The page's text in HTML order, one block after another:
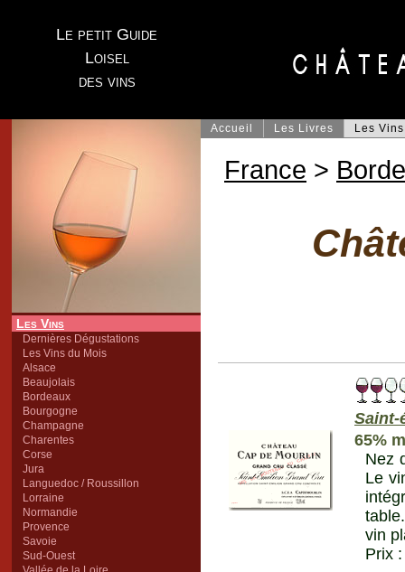
Le petit Guide
Loisel
des vins
Les Vins
Dernières Dégustations
Les Vins du Mois
Alsace
Beaujolais
Bordeaux
Bourgogne
Champagne
Charentes
Corse
Jura
Languedoc / Roussillon
Lorraine
Normandie
Provence
Savoie
Sud-Ouest
Accueil Les Livres Les Vins
France >
Saint-
65%
Nez
Le
vin
Prix